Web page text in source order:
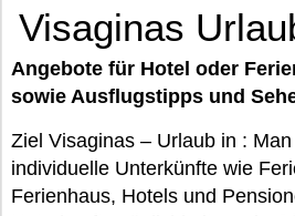
Visaginas
Angebote für Hotel oder
sowie Ausflugstipps und
Ziel Visaginas – Urlaub in :
individuelle Unterkünfte wie
Ferienhaus, Hotels und